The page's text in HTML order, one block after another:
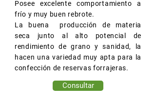
Posee excelente comportamiento a
frío y muy buen rebrote.
La buena producción de materia
seca junto al alto potencial de
rendimiento de grano y sanidad, la
hacen una variedad muy apta para la
confección de reservas forrajeras.
Consultar